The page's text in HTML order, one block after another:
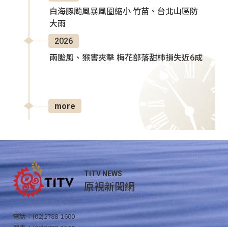
白海豚颱風暴風圈縮小 竹苗、台北山區防
大雨
2026
兩颱風、猴害夾擊 梅花部落甜柿損失近6成
more
TITV NEWS
原視新聞網
電話：(02)2788-1600